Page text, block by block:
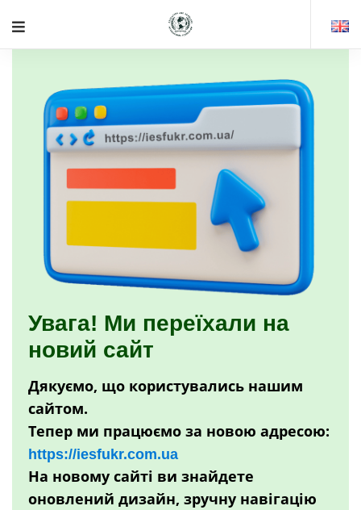
Увага! Ми переїхали на
новий сайт
Дякуємо, що користувались нашим
сайтом.
Тепер ми працюємо за новою адресою:
https://iesfukr.com.ua
На новому сайті ви знайдете
оновлений дизайн, зручну навігацію